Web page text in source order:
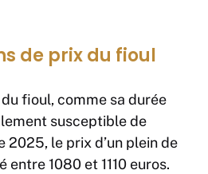
de prix du fioul
fioul, comme sa durée
susceptible de
2025, le prix d’un plein de
1080 et 1110 euros.